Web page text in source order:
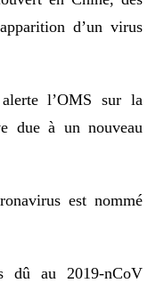
d’un virus
l’OMS sur la
due à un nouveau
est nommé
dû au 2019-nCoV